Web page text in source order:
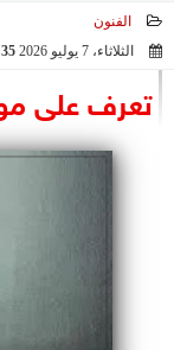
الفنون
الثلاثاء، 7 يوليو 2026
تعرف على